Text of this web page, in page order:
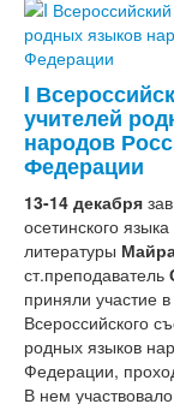
I
учителей
народов
Федерации
13-14 декабря
осетинского языка
литературы
ст.преподаватель
приняли участие
Всероссийского
родных языков
Федерации,
В нем